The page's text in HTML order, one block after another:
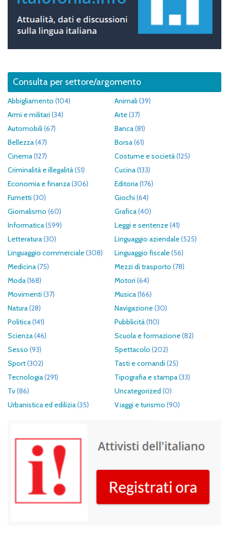
Consulta per settore/argomento
Abbigliamento (104) Animali (39)
Armi e militari (34) Arte(37)
Automobili (67) Banca(81)
Bellezza(47) Borsa(61)
Cinema(127) Costume e società(125)
Criminalità e illegalità(51) Cucina(133)
Economia e finanza(306) Editoria(176)
Fumetti (30) Giochi (64)
Giornalismo (60) Grafica(40)
Informatica(599) Leggi e sentenze(41)
Letteratura(30) Linguaggio aziendale(525)
Linguaggio commerciale(308) Linguaggio fiscale(56)
Medicina(75) Mezzi di trasporto (78)
Moda(168) Motori (64)
Movimenti (37) Musica(166)
Natura(28) Navigazione(30)
Politica(141) Pubblicità(110)
Scienza(46) Scuola e formazione(82)
Sesso (93) Spettacolo (202)
Sport(302) Tasti e comandi (25)
Tecnologia(291) Tipografia e stampa(33)
Tv(86) Uncategorized (0)
Urbanistica ed edilizia(35) Viaggi e turismo (90)